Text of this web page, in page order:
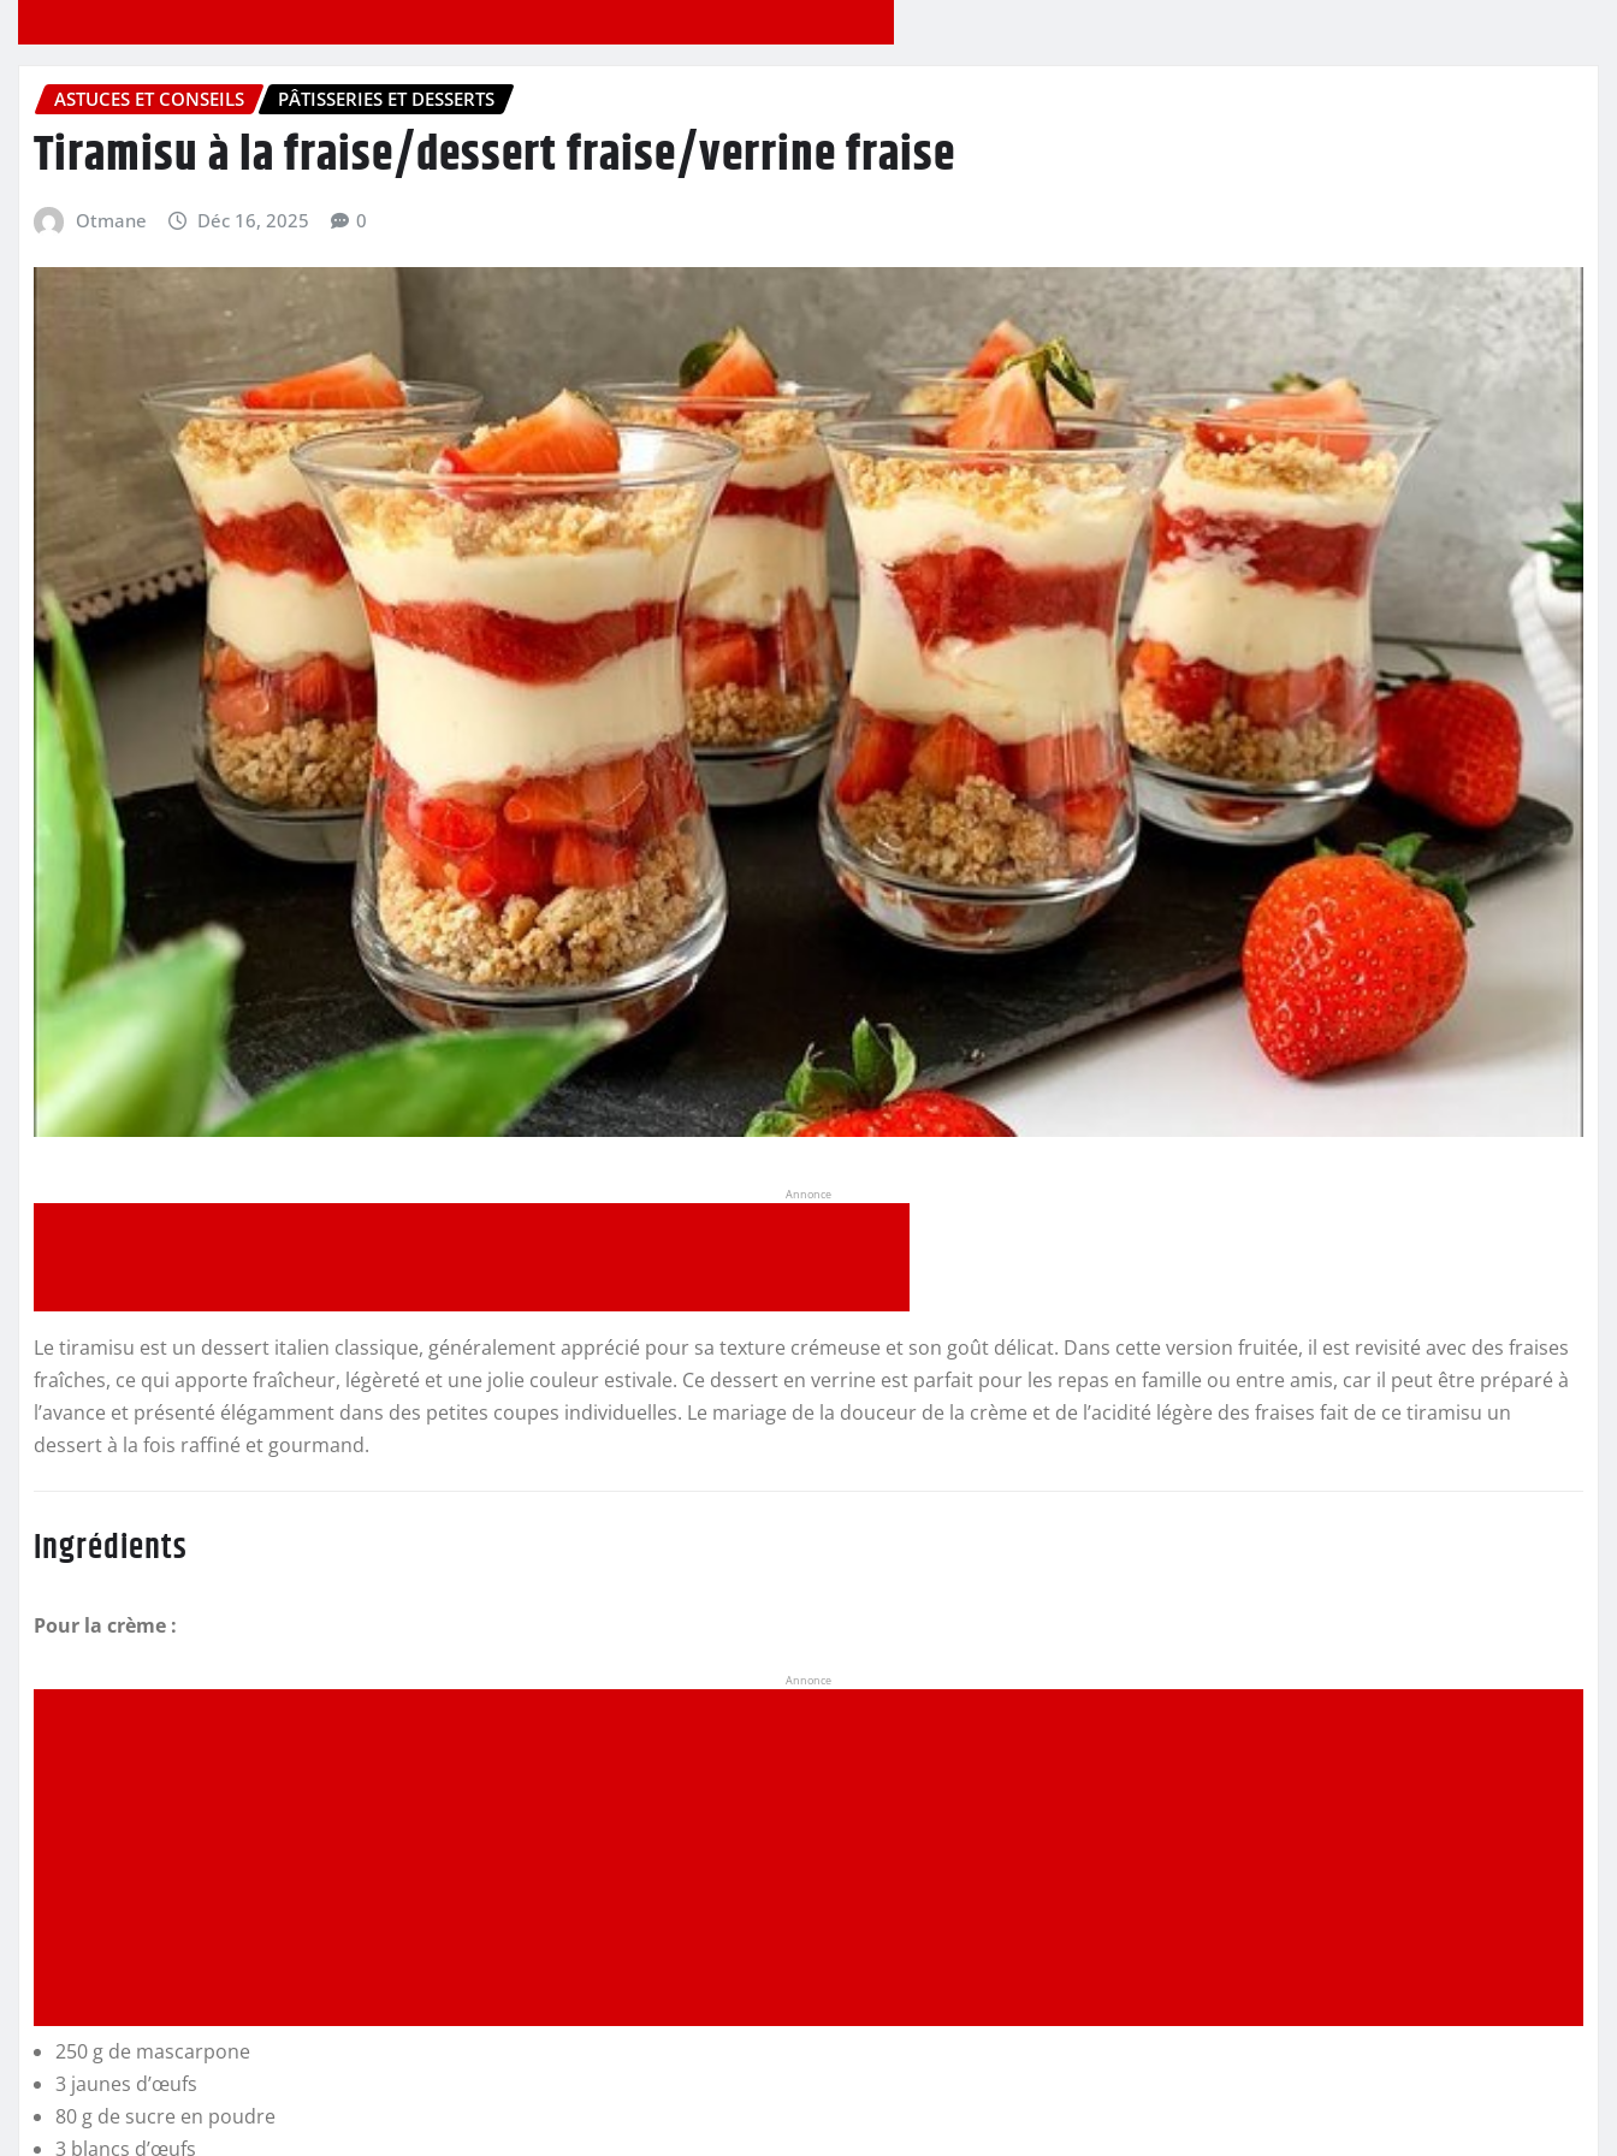
ASTUCES ET CONSEILS PÂTISSERIES ET DESSERTS
Tiramisu à la fraise/dessert fraise/verrine fraise
Otmane Déc 16, 2025 0
Annonce
Le tiramisu est un dessert italien classique, généralement apprécié pour sa texture crémeuse et son goût délicat. Dans cette version fruitée, il est revisité avec des fraises
fraîches, ce qui apporte fraîcheur, légèreté et une jolie couleur estivale. Ce dessert en verrine est parfait pour les repas en famille ou entre amis, car il peut être préparé à
l’avance et présenté élégamment dans des petites coupes individuelles. Le mariage de la douceur de la crème et de l’acidité légère des fraises fait de ce tiramisu un
dessert à la fois raffiné et gourmand.
Ingrédients
Pour la crème :
Annonce
250 g de mascarpone
3 jaunes d’œufs
80 g de sucre en poudre
3 blancs d’œufs